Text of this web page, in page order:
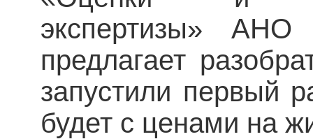
экспертизы»
предлагает
запустили первый
будет с ценами на